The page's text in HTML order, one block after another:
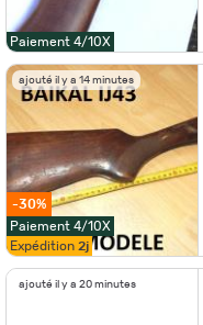
Paiement 4/10X
ajouté il y a 14 minutes
-30%
Paiement 4/10X
Expédition 2j
ajouté il y a 20 minutes